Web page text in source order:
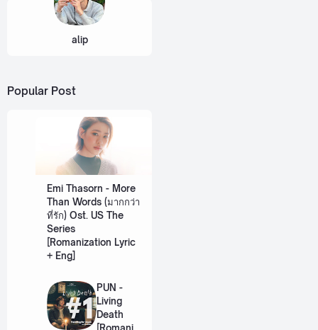
alip
Popular Post
Emi Thasorn - More
Than Words (มากกว่า
ที่รัก) Ost. US The
Series
[Romanization Lyric
+ Eng]
PUN -
Living
Death
[Romaniz